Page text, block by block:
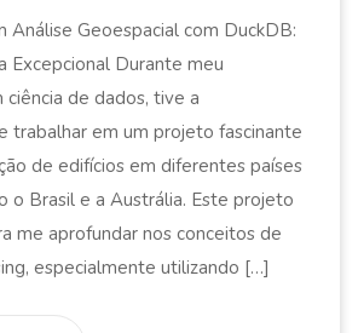
Análise Geoespacial com DuckDB:
Excepcional Durante meu
de dados, tive a
trabalhar em um projeto fascinante
de edifícios em diferentes países
o Brasil e a Austrália. Este projeto
me aprofundar nos conceitos de
especialmente utilizando […]